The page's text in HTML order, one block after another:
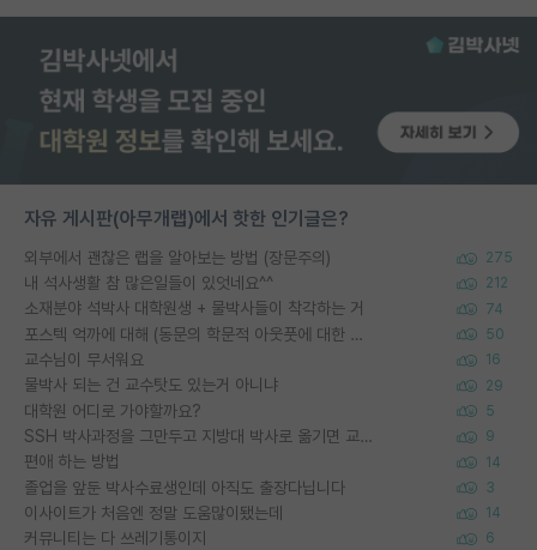
자유 게시판(아무개랩)에서 핫한 인기글은?
외부에서 괜찮은 랩을 알아보는 방법 (장문주의) 275
내 석사생활 참 많은일들이 있엇네요^^ 212
소재분야 석박사 대학원생 + 물박사들이 착각하는 거 74
포스텍 억까에 대해 (동문의 학문적 아웃풋에 대한 반박) 50
교수님이 무서워요 16
물박사 되는 건 교수탓도 있는거 아니냐 29
대학원 어디로 가야할까요? 5
SSH 박사과정을 그만두고 지방대 박사로 옮기면 교수의 꿈은 끝일까요? 9
편애 하는 방법 14
졸업을 앞둔 박사수료생인데 아직도 출장다닙니다 3
이사이트가 처음엔 정말 도움많이됐는데 14
커뮤니티는 다 쓰레기통이지 6